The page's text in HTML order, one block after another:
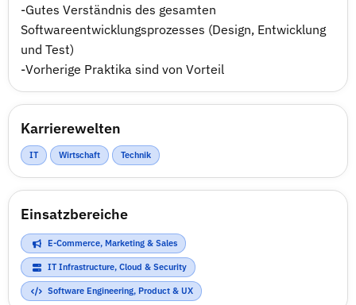
-Gutes Verständnis des gesamten
Softwareentwicklungsprozesses (Design, Entwicklung
und Test)
-Vorherige Praktika sind von Vorteil
Karrierewelten
IT Wirtschaft Technik
Einsatzbereiche
E-Commerce, Marketing & Sales
IT Infrastructure, Cloud & Security
Software Engineering, Product & UX